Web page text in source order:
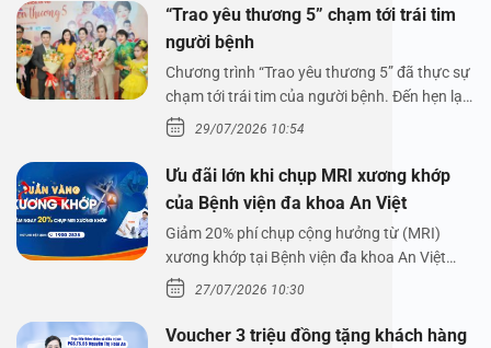
“Trao yêu thương 5” chạm tới trái tim
người bệnh
Chương trình “Trao yêu thương 5” đã thực sự
chạm tới trái tim của người bệnh. Đến hẹn lại
lên,…29/07/2026 10:54
Ưu đãi lớn khi chụp MRI xương khớp
của Bệnh viện đa khoa An Việt
Giảm 20% phí chụp cộng hưởng từ (MRI)
xương khớp tại Bệnh viện đa khoa An Việt
Bệnh viện đa…
27/07/2026 10:30
Voucher 3 triệu đồng tặng khách hàng